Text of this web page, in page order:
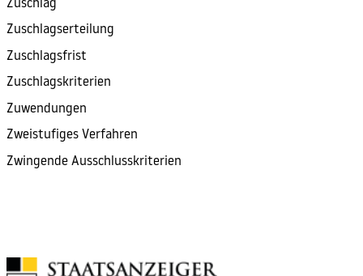
Zuschlag
Zuschlagserteilung
Zuschlagsfrist
Zuschlagskriterien
Zuwendungen
Zweistufiges Verfahren
Zwingende Ausschlusskriterien